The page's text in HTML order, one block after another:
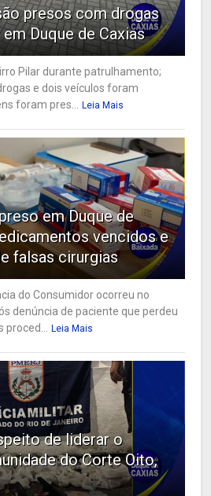
presos com drogas
Duque de Caxias
Pilar durante patrulhamento;
e dois veículos foram
foram pres...
Leia Mais
em Duque de
vencidos e
falsas cirurgias
do Consumidor ocorreu no
denúncia de paciente que perdeu
Leia Mais
de liderar o
do Corte Oito,